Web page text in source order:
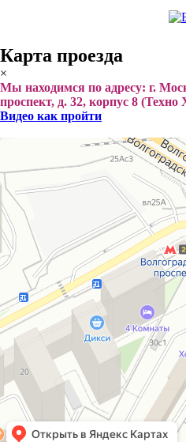
Карта проезда
×
Мы находимся по адресу: г.
проспект, д. 32, корпус 8
Видео как пройти